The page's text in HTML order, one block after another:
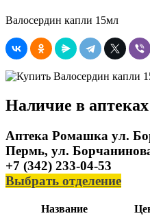
Валосердин капли 15мл
Наличие в аптеках
Аптека Ромашка ул.
Пермь, ул.
+7 (342) 233-04-53
Выбрать отделение
Название